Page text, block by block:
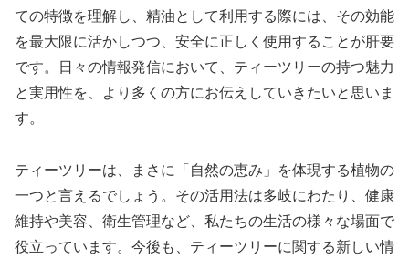
ての特徴を理解し、精油として利用する際には、その効能
を最大限に活かしつつ、安全に正しく使用することが肝要
です。日々の情報発信において、ティーツリーの持つ魅力
と実用性を、より多くの方にお伝えしていきたいと思いま
す。
ティーツリーは、まさに「自然の恵み」を体現する植物の
一つと言えるでしょう。その活用法は多岐にわたり、健康
維持や美容、衛生管理など、私たちの生活の様々な場面で
役立っています。今後も、ティーツリーに関する新しい情